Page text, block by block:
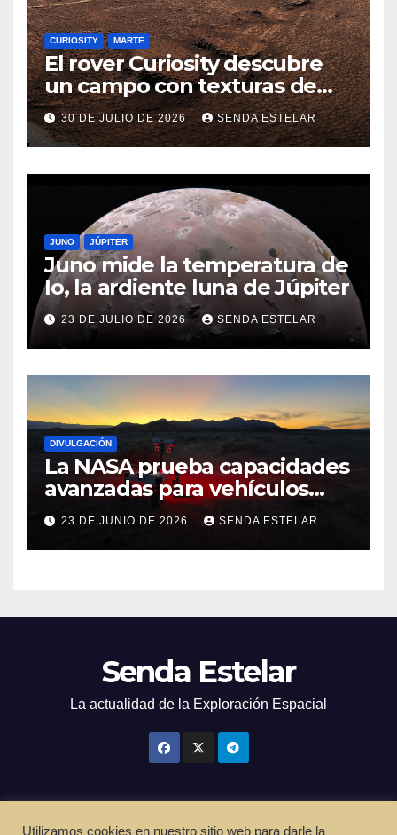
CURIOSITY MARTE
El rover Curiosity descubre
un campo con texturas de
panal
30 DE JULIO DE 2026 SENDA ESTELAR
JUNO JÚPITER
Juno mide la temperatura de
Io, la ardiente luna de Júpiter
23 DE JULIO DE 2026 SENDA ESTELAR
DIVULGACIÓN
La NASA prueba capacidades
avanzadas para vehículos
exploradores lunares y
marcianos.
23 DE JUNIO DE 2026 SENDA ESTELAR
Senda Estelar
La actualidad de la Exploración Espacial
Funciona gracias a WordPress|Tema: Newsup deThemeansar
Utilizamos cookies en nuestro sitio web para darle la